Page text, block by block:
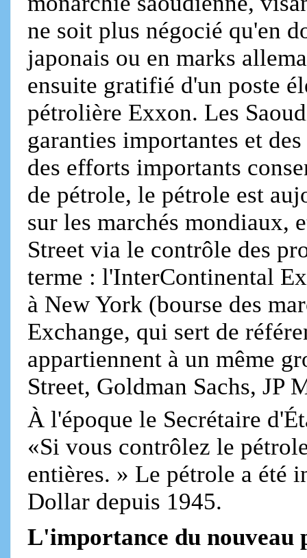
ne soit plus négocié qu'en
japonais ou en marks
ensuite gratifié d'un poste
pétrolière Exxon. Les
garanties importantes et
des efforts importants
de pétrole, le pétrole est
sur les marchés mondiaux,
Street via le contrôle des
terme : l'InterContinental
à New York (bourse des
Exchange, qui sert de
appartiennent à un même
Street, Goldman Sachs, JP
À l'époque le Secrétaire
«Si vous contrôlez le
entières. » Le pétrole a été
Dollar depuis 1945.
L'importance du nouveau